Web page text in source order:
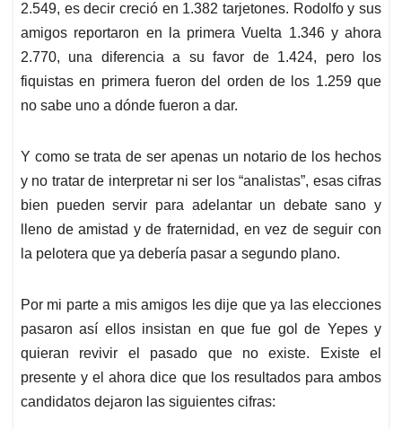
2.549, es decir creció en 1.382 tarjetones. Rodolfo y sus
amigos reportaron en la primera Vuelta 1.346 y ahora
2.770, una diferencia a su favor de 1.424, pero los
fiquistas en primera fueron del orden de los 1.259 que
no sabe uno a dónde fueron a dar.
Y como se trata de ser apenas un notario de los hechos
y no tratar de interpretar ni ser los “analistas”, esas cifras
bien pueden servir para adelantar un debate sano y
lleno de amistad y de fraternidad, en vez de seguir con
la pelotera que ya debería pasar a segundo plano.
Por mi parte a mis amigos les dije que ya las elecciones
pasaron así ellos insistan en que fue gol de Yepesy
quieran revivir el pasado que no existe. Existe el
presente y el ahora dice que los resultados para ambos
candidatos dejaron las siguientes cifras: